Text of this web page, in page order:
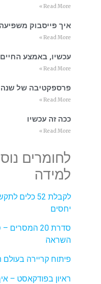
Read More »
איך פייסבוק
Read More »
עכשיו, באמצע החיים
Read More »
פרספקטיבה של שנה
Read More »
ככה זה עכשיו
Read More »
לחומרים
למידה
לקבלת 52
יחסים
סדרת 20
השראה
פיתוח קריירה
ראיון בפודקאסט –